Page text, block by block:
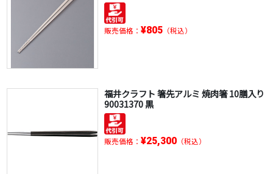
販売価格： ¥805（税込）
福井クラフト 箸先アルミ 焼肉箸 10膳入り
90031370 黒
販売価格： ¥25,300（税込）